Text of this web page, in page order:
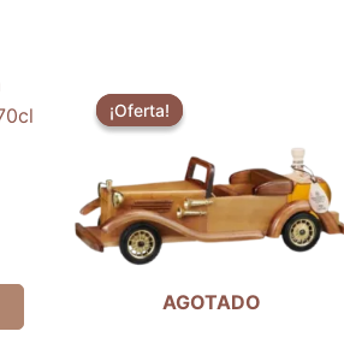
¡Oferta!
AGOTADO
¡Oferta!
€60,00. €57,90.